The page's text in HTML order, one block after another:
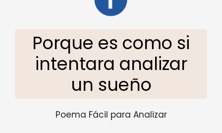
Porque es como si
intentara analizar
un sueño
Poema Fácil para Analizar